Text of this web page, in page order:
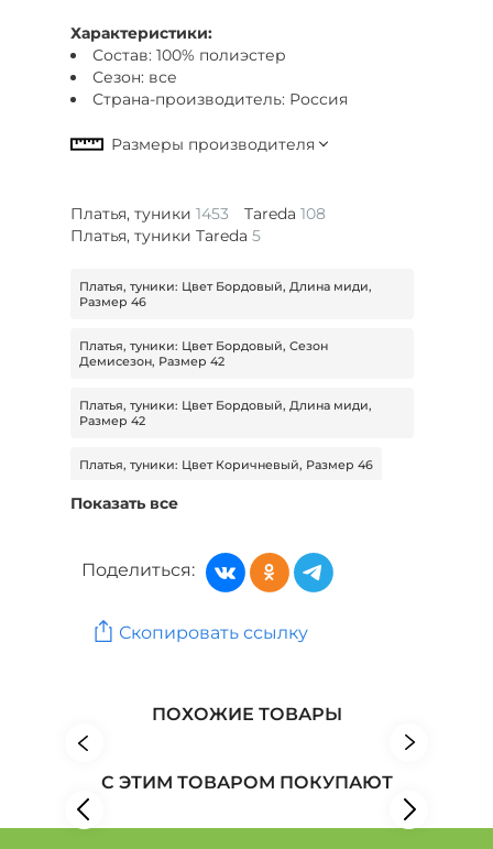
Характеристики:
Состав: 100% полиэстер
Сезон: все
Страна-производитель: Россия
Платья, туники 1453 Tareda 108
Платья, туники Tareda 5
Платья, туники: Цвет Бордовый, Длина миди,
Размер 46
Платья, туники: Цвет Бордовый, Сезон
Демисезон, Размер 42
Платья, туники: Цвет Бордовый, Длина миди,
Размер 42
Платья, туники: Цвет Коричневый, Размер 46
Платья, туники: Цвет Синий, Длина макси, Размер
Платья, туники: Цвет Зеленый, Длина макси,
Размер 50
Платья, туники: Цвет Зеленый, Длина макси,
Размер 54
Женская одежда: Бренд СКС
Показать все
Поделиться:
Скопировать ссылку
ПОХОЖИЕ ТОВАРЫ
С ЭТИМ ТОВАРОМ ПОКУПАЮТ